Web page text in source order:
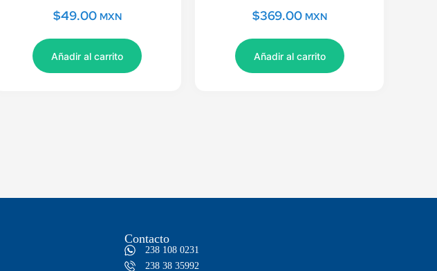
$49.00 MXN
Añadir al carrito
$369.00 MXN
Añadir al carrito
Contacto
238 108 0231
238 38 35992